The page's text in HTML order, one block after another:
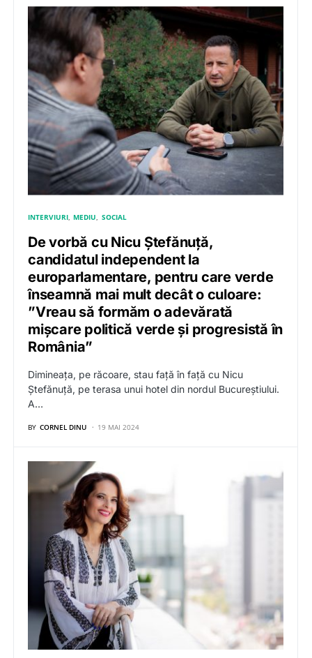
INTERVIURI MEDIU SOCIAL
De vorbă cu Nicu Ștefănuță,
candidatul independent la
europarlamentare, pentru care verde
înseamnă mai mult decât o culoare:
”Vreau să formăm o adevărată
mișcare politică verde și progresistă în
România”
Dimineața, pe răcoare, stau față în față cu Nicu
Ștefănuță, pe terasa unui hotel din nordul Bucureștiului.
A…
BY CORNEL DINU 19 MAI 2024